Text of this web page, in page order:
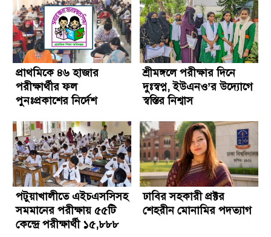
প্রাথমিকে ৪৬ হাজার
পরীক্ষার্থীর ফল
পুনঃপ্রকাশের নির্দেশ
শ্রীমঙ্গলে পরীক্ষার দিনে
দুঃস্বপ্ন, ইউএনও’র উদ্যোগে
স্বস্তির নিশ্বাস
পটুয়াখালীতে এইচএসসিসহ
সমমানের পরীক্ষায় ৫৫টি
কেন্দ্রে পরীক্ষার্থী ১৫,৮৮৮
ঢাবির সহকারী প্রক্টর
শেহরীন মোনামির পদত্যাগ